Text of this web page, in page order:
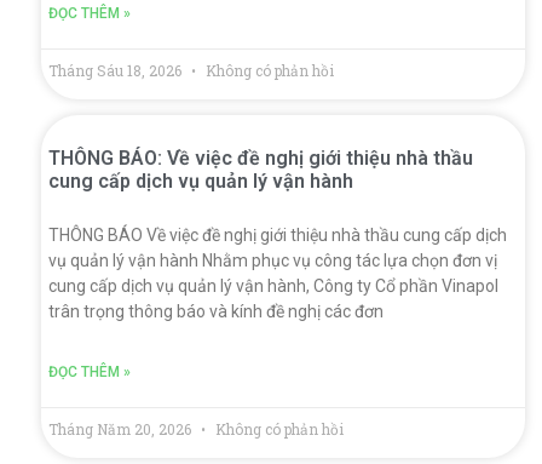
ĐỌC THÊM »
Tháng Sáu 18, 2026 Không có phản hồi
THÔNG BÁO: Về việc đề nghị giới thiệu nhà thầu
cung cấp dịch vụ quản lý vận hành
THÔNG BÁO Về việc đề nghị giới thiệu nhà thầu cung cấp dịch
vụ quản lý vận hành Nhằm phục vụ công tác lựa chọn đơn vị
cung cấp dịch vụ quản lý vận hành, Công ty Cổ phần Vinapol
trân trọng thông báo và kính đề nghị các đơn
ĐỌC THÊM »
Tháng Năm 20, 2026 Không có phản hồi